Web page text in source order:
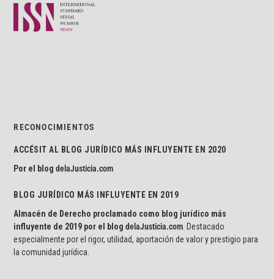
RECONOCIMIENTOS
ACCÉSIT AL BLOG JURÍDICO MÁS INFLUYENTE EN 2020
Por el blogdelaJusticia.com
BLOG JURÍDICO MÁS INFLUYENTE EN 2019
Almacén de Derecho proclamado como blog jurídico más
influyente de 2019 por el blogdelaJusticia.com . Destacado
especialmente por el rigor, utilidad, aportación de valor y prestigio para
la comunidad jurídica.